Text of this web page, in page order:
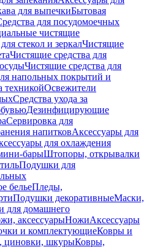
для выпечкиБытовая
для посудомоечных
чистящие
стекол и зеркалЧистящие
Чистящие средства для
Чистящие средства для
напольных покрытий и
техникойОсвежители
Средства ухода за
Дезинфицирующие
Сервировка для
напитковАксессуары для
для охлаждения
барыШтопоры, открывалки
Подушки для
бельеПледы,
Подушки декоративныеМаски,
для домашнего
аксессуарыНожиАксессуары
и комплектующиеКовры и
циновки, шкурыКовры,